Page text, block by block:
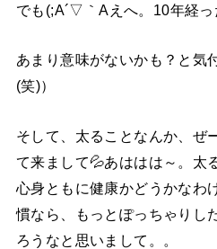
でも(;A´▽｀Aえへ。10年経っ
あまり意味がないかも？と気
(笑)）
そして、太ることなんか、ぜ
て来まして💦あははは～。太
心身ともに健康かどうかなわ
慣なら、もっとぽっちゃりし
ろうなと思いまして。。